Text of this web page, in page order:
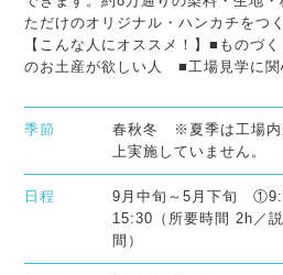
ただけのオリジナル・ハンカチをつ
【こんな人にオススメ！】■ものづ
のお土産が欲しい人 ■工場見学に関
季節
春秋冬 ※夏季は工場内
上実施していません。
日程
9月中旬～5月下旬
15:30（所要時間 2h／
間）